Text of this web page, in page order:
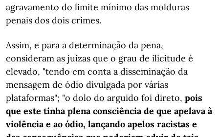
agravamento do limite mínimo das molduras
penais dos dois crimes.
Assim, e para a determinação da pena,
consideram as juízas que o grau de ilicitude é
elevado, "tendo em conta a disseminação da
mensagem de ódio divulgada por várias
plataformas"; "o dolo do arguido foi direto, pois
que este tinha plena consciência de que apelava à
violência e ao ódio, lançando apelos racistas e